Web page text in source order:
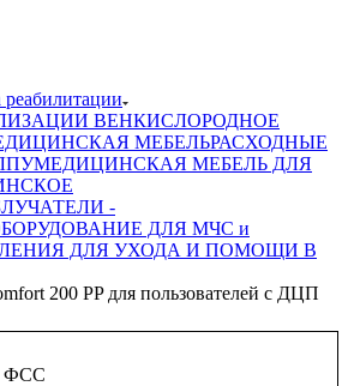
реабилитации
ВЕНКИСЛОРОДНОЕ
МЕБЕЛЬРАСХОДНЫЕ
МЕДИЦИНСКАЯ МЕБЕЛЬ ДЛЯ
-
ДЛЯ МЧС и
ДЛЯ УХОДА И ПОМОЩИ В
200 PP для пользователей с ДЦП
ФСС